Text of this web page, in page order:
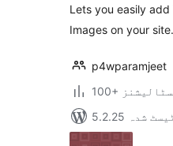
Lets you easily
Images on your site.
p4wparamjeet
ٹیسٹ شدہ